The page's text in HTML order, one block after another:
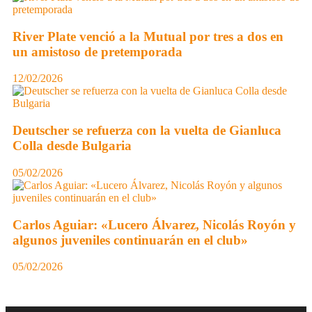
River Plate venció a la Mutual por tres a dos en
un amistoso de pretemporada
12/02/2026
Deutscher se refuerza con la vuelta de Gianluca
Colla desde Bulgaria
05/02/2026
Carlos Aguiar: «Lucero Álvarez, Nicolás Royón y
algunos juveniles continuarán en el club»
05/02/2026